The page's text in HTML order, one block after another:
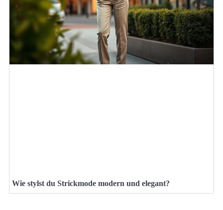
Wie stylst du Strickmode modern und elegant?